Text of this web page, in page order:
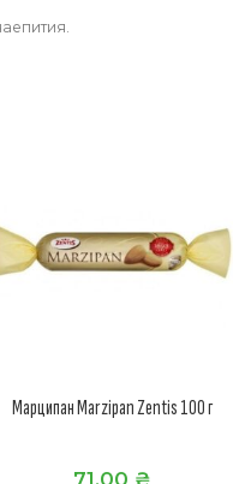
Марципан Marzipan Zentis 100 г